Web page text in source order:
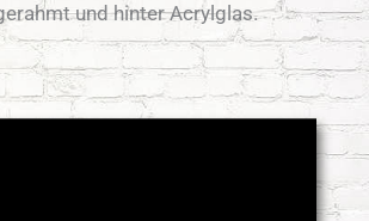
und hinter Acrylglas.